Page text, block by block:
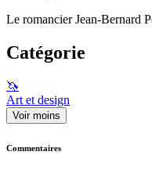
Le romancier Jean-Bernard
Catégorie
🦄
Art et design
Voir moins
Commentaires